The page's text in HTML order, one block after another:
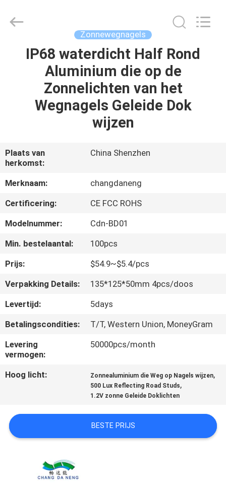
HUIS
PRODUCTEN
FABRIEKSRONDLEIDING
KWALITEITSCONTROLE
NEEM
CONTACT
MET
ONS
OP
NIEUWS
GEVALLEN
OFFERTE
AANVRAGEN
ONLINE
SHOP
Ltd..
Zonnewegnagels
IP68 waterdicht Half Rond
Aluminium die op de
Zonnelichten van het
Wegnagels Geleide Dok
wijzen
Plaats van
herkomst:
China Shenzhen
Merknaam:
changdaneng
Certificering:
CE FCC ROHS
Modelnummer:
Cdn-BD01
Min. bestelaantal:
100pcs
Prijs:
$54.9~$5.4/pcs
Verpakking Details:
135*125*50mm 4pcs/doos
Levertijd:
5days
Betalingscondities:
T/T, Western Union, MoneyGram
Levering
vermogen:
50000pcs/month
Hoog licht: Zonnealuminium die Weg op Nagels wijzen,
500 Lux Reflecting Road Studs,
1.2V zonne Geleide Doklichten
BESTE PRIJS